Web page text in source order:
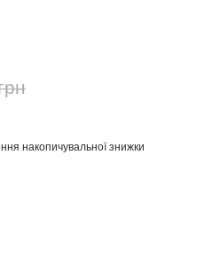
накопичувальної знижки